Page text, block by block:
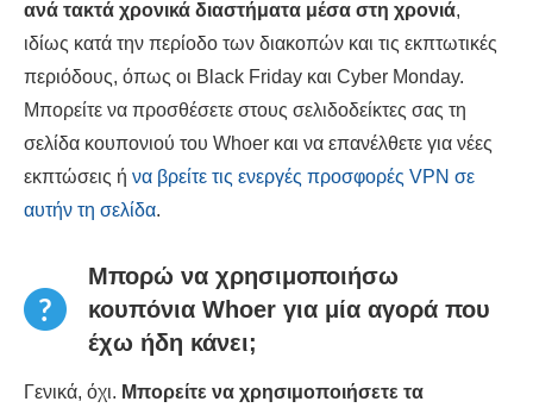
ανά τακτά χρονικά διαστήματα μέσα στη χρονιά,
ιδίως κατά την περίοδο των διακοπών και τις εκπτωτικές
περιόδους, όπως οι Black Friday και Cyber ​​Monday.
Μπορείτε να προσθέσετε στους σελιδοδείκτες σας τη
σελίδα κουπονιού του Whoer και να επανέλθετε για νέες
εκπτώσεις ή να βρείτε τις ενεργές προσφορές VPN σε
αυτήν τη σελίδα.
Μπορώ να χρησιμοποιήσω
κουπόνια Whoer για μία αγορά που
έχω ήδη κάνει;
Γενικά, όχι. Μπορείτε να χρησιμοποιήσετε τα